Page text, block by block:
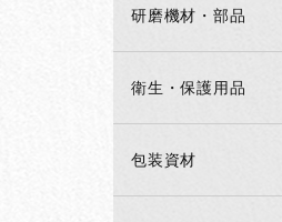
研磨機材・部品
衛生・保護用品
包装資材